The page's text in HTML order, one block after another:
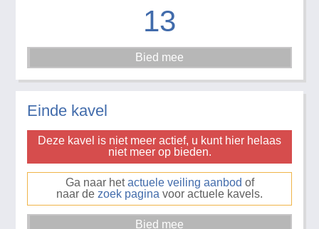
13
Einde kavel
Deze kavel is niet meer actief, u kunt hier helaas
niet meer op bieden.
Ga naar hetactuele veiling aanbod of
naar de zoek pagina voor actuele kavels.